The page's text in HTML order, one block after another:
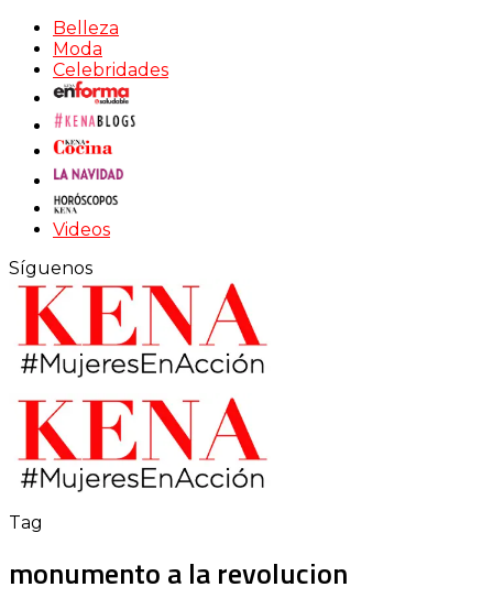
Belleza
Moda
Celebridades
Videos
Síguenos
Tag
monumento a la revolucion